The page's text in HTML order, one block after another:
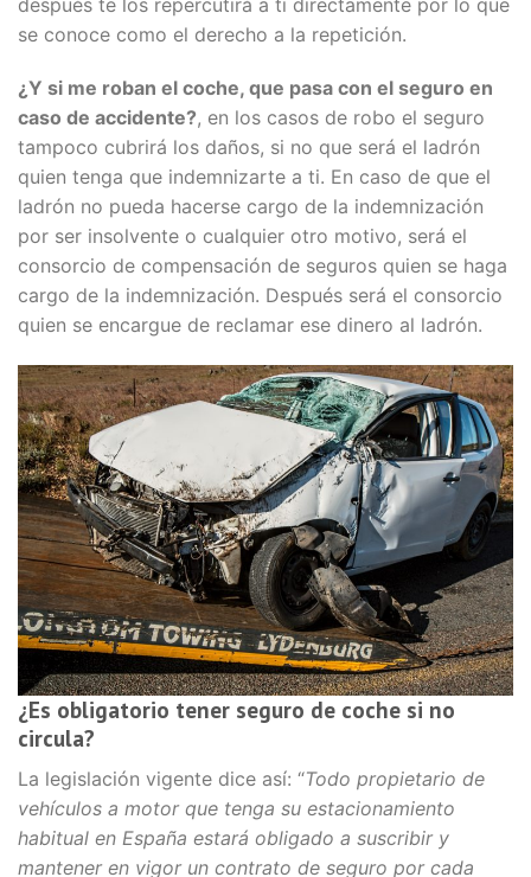
se conoce como el derecho a la repetición.
¿Y si me roban el coche, que pasa con el seguro en
caso de accidente?, en los casos de robo el seguro
tampoco cubrirá los daños, si no que será el ladrón
quien tenga que indemnizarte a ti. En caso de que el
ladrón no pueda hacerse cargo de la indemnización
por ser insolvente o cualquier otro motivo, será el
consorcio de compensación de seguros quien se haga
cargo de la indemnización. Después será el consorcio
quien se encargue de reclamar ese dinero al ladrón.
¿Es obligatorio tener seguro de coche si no
circula?
La legislación vigente dice así: “Todo propietario de
vehículos a motor que tenga su estacionamiento
habitual en España estará obligado a suscribir y
mantener en vigor un contrato de seguro por cada